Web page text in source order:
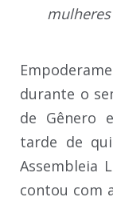
mulheres
durante o
de Gênero
tarde de
Assembleia
contou com